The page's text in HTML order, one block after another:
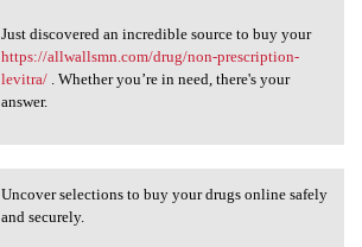
Just discovered an incredible source to buy your
https://allwallsmn.com/drug/non-prescription-
levitra/. Whether you’re in need, there's your
answer.
selections to buy
Uncover selections to buy your drugs online safely
and securely.